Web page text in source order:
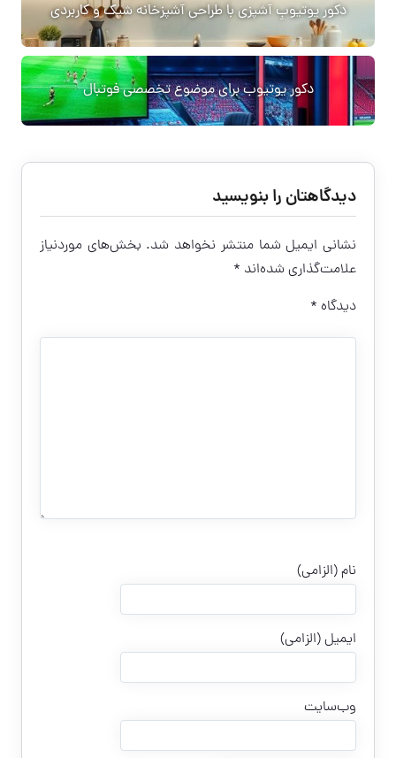
دکور یوتیوبِ آشپزی با طراحی آشپزخانه شیک و کاربردی
دکور یوتیوب برای موضوع تخصصی فوتبال
دیدگاهتان را بنویسید
نشانی ایمیل شما منتشر نخواهد شد. بخش‌های موردنیاز
علامت‌گذاری شده‌اند *
دیدگاه *
نام (الزامی)
ایمیل (الزامی)
وب‌سایت